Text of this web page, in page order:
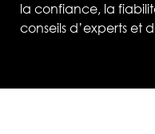
la confiance, la
conseils d’experts et